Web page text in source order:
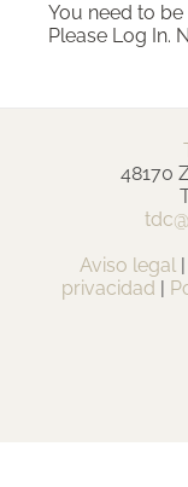
You need to
Please Log In.
48170
Aviso legal|
privacidad |